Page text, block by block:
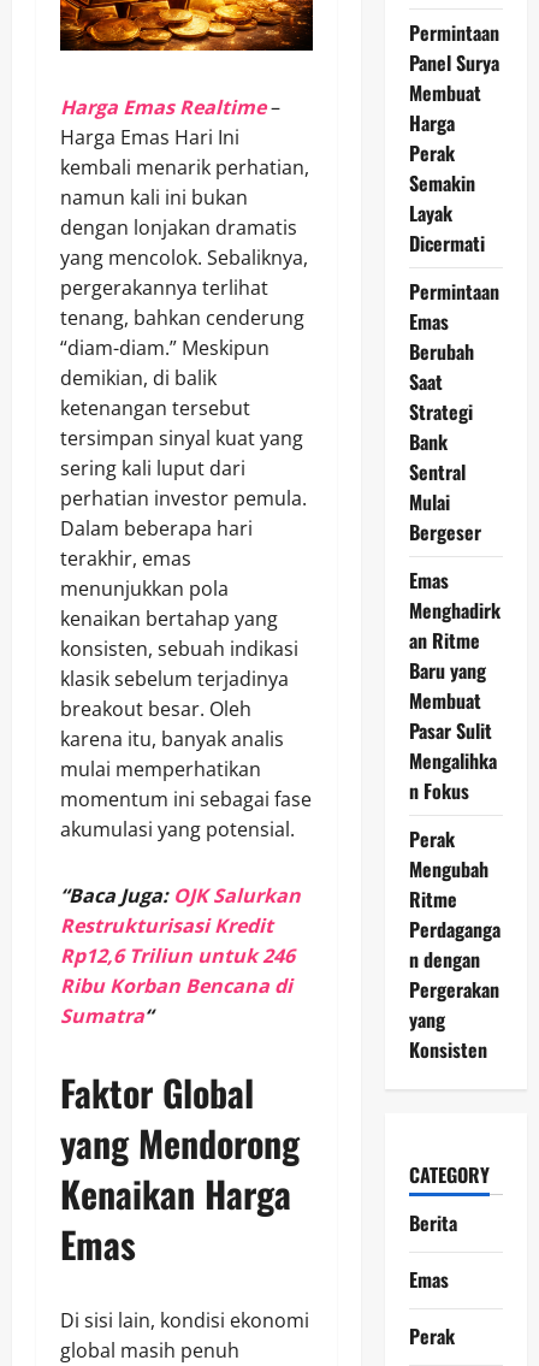
Harga Emas Realtime–
Harga Emas Hari Ini
kembali menarik perhatian,
namun kali ini bukan
dengan lonjakan dramatis
yang mencolok. Sebaliknya,
pergerakannya terlihat
tenang, bahkan cenderung
“diam-diam.” Meskipun
demikian, di balik
ketenangan tersebut
tersimpan sinyal kuat yang
sering kali luput dari
perhatian investor pemula.
Dalam beberapa hari
terakhir, emas
menunjukkan pola
kenaikan bertahap yang
konsisten, sebuah indikasi
klasik sebelum terjadinya
breakout besar. Oleh
karena itu, banyak analis
mulai memperhatikan
momentum ini sebagai fase
akumulasi yang potensial.
“Baca Juga: OJK Salurkan
Restrukturisasi Kredit
Rp12,6 Triliun untuk 246
Ribu Korban Bencana di
Sumatra“
Faktor Global
yang Mendorong
Kenaikan Harga
Emas
Di sisi lain, kondisi ekonomi
global masih penuh
Permintaan
Panel Surya
Membuat
Harga
Perak
Semakin
Layak
Dicermati
Permintaan
Emas
Berubah
Saat
Strategi
Bank
Sentral
Mulai
Bergeser
Emas
Menghadirk
an Ritme
Baru yang
Membuat
Pasar Sulit
Mengalihka
n Fokus
Perak
Mengubah
Ritme
Perdaganga
n dengan
Pergerakan
yang
Konsisten
CATEGORY
Berita
Emas
Perak